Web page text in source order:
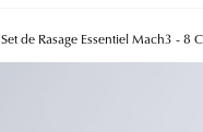
Set de Rasage Essentiel Mach3 - 8